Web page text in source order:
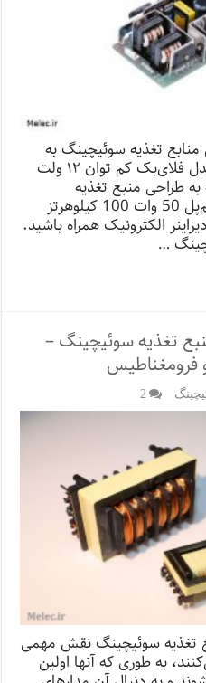
تغذیه سوئیچینگ به
بررسی مثال آموزش طراحی مبدل فلای‌بک کم توان ۱۲ ولت
به طراحی منبع تغذیه
سوئیچینگ Half-Bridge یا نیم‌پل 50 وات 100 کیلوهرتز
الکترونیک همراه باشید.
…
تغذیه سوئیچینگ –
فرومغناطیس
2
تغذیه سوئیچینگ نقش مهمی
به طوری که آنها اولین